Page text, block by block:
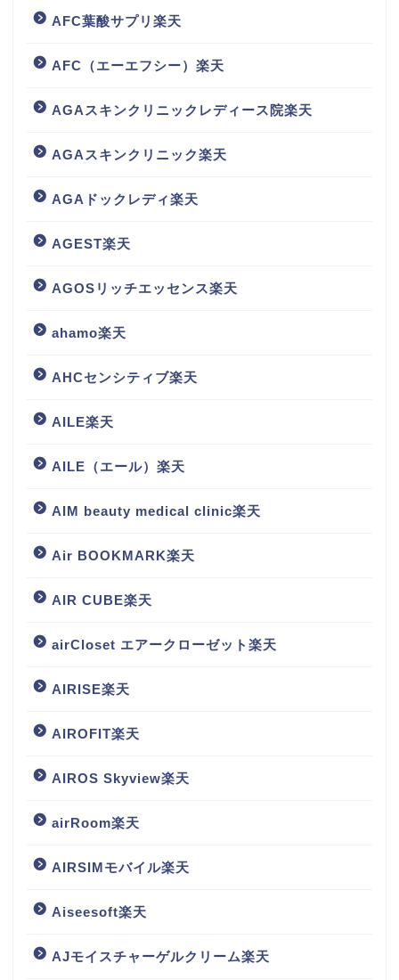
AFC葉酸サプリ楽天
AFC（エーエフシー）楽天
AGAスキンクリニックレディース院楽天
AGAスキンクリニック楽天
AGAドックレディ楽天
AGEST楽天
AGOSリッチエッセンス楽天
ahamo楽天
AHCセンシティブ楽天
AILE楽天
AILE（エール）楽天
AIM beauty medical clinic楽天
Air BOOKMARK楽天
AIR CUBE楽天
airCloset エアークローゼット楽天
AIRISE楽天
AIROFIT楽天
AIROS Skyview楽天
airRoom楽天
AIRSIMモバイル楽天
Aiseesoft楽天
AJモイスチャーゲルクリーム楽天